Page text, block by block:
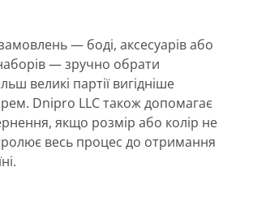
— боді, аксесуарів або
— зручно обрати
великі партії вигідніше
Dnipro LLC також допомагає
якщо розмір або колір не
весь процес до отримання